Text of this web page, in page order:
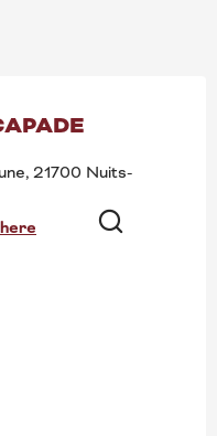
21700 Nuits-